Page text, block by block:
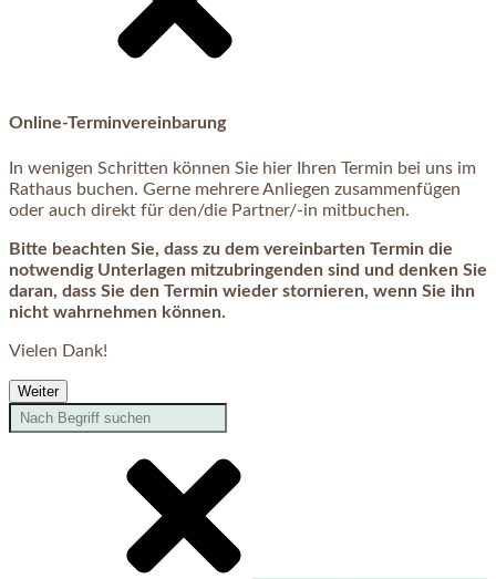
Online-Terminvereinbarung
In wenigen Schritten können Sie hier Ihren Termin bei uns im
Rathaus buchen. Gerne mehrere Anliegen zusammenfügen
oder auch direkt für den/die Partner/-in mitbuchen.
Bitte beachten Sie, dass zu dem vereinbarten Termin die
notwendig Unterlagen mitzubringenden sind und denken Sie
daran, dass Sie den Termin wieder stornieren, wenn Sie ihn
nicht wahrnehmen können.
Vielen Dank!
Weiter